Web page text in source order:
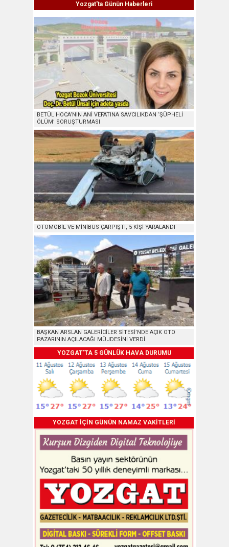
Yozgat'ta Günün Haberleri
BETÜL HOCA’NIN ANİ VEFATINA SAVCILIKDAN ‘ŞÜPHELİ
ÖLÜM’ SORUŞTURMASI
OTOMOBİL VE MİNİBÜS ÇARPIŞTI, 5 KİŞİ YARALANDI
BAŞKAN ARSLAN GALERİCİLER SİTESİ’NDE AÇIK OTO
PAZARININ AÇILACAĞI MÜJDESİNİ VERDİ
YOZGAT'TA 5 GÜNLÜK HAVA DURUMU
YOZGAT İÇİN GÜNÜN NAMAZ VAKİTLERİ